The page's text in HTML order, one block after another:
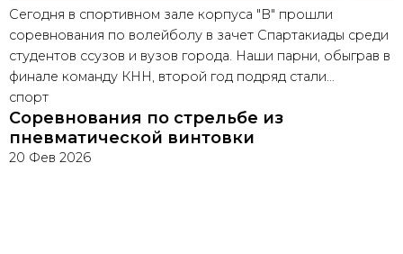
Сегодня в спортивном зале корпуса "В" прошли
соревнования по волейболу в зачет Спартакиады среди
студентов ссузов и вузов города. Наши парни, обыграв в
финале команду КНН, второй год подряд стали…
спорт
Соревнования по стрельбе из
пневматической винтовки
20 Фев 2026